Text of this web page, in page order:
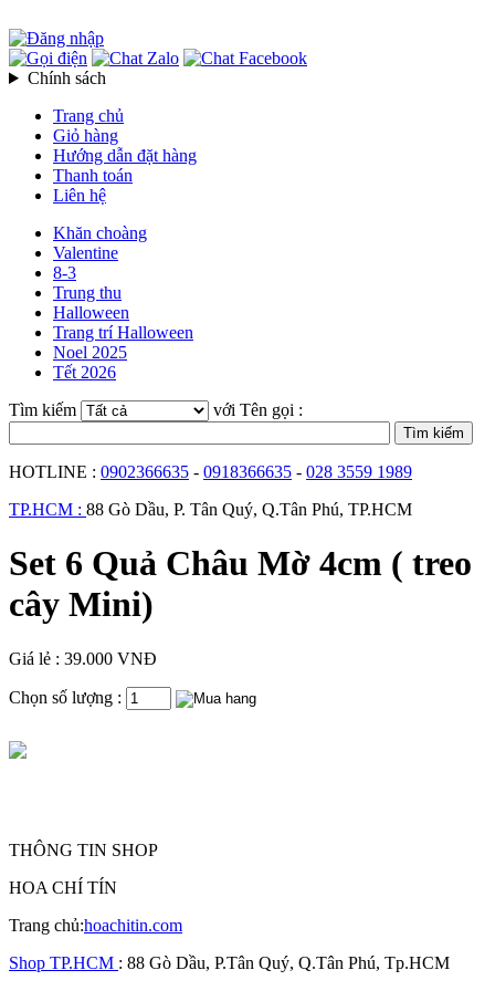
Chính sách
Trang chủ
Giỏ hàng
Hướng dẫn đặt hàng
Thanh toán
Liên hệ
Khăn choàng
Valentine
8-3
Trung thu
Halloween
Trang trí Halloween
Noel 2025
Tết 2026
Tìm kiếm
với Tên gọi :
HOTLINE : 0902366635 - 0918366635 - 028 3559 1989
TP.HCM : 88 Gò Dầu, P. Tân Quý, Q.Tân Phú, TP.HCM
Set 6 Quả Châu Mờ 4cm ( treo
cây Mini)
Giá lẻ : 39.000 VNĐ
Chọn số lượng :
THÔNG TIN SHOP
HOA CHÍ TÍN
Trang chủ:hoachitin.com
Shop TP.HCM : 88 Gò Dầu, P.Tân Quý, Q.Tân Phú, Tp.HCM